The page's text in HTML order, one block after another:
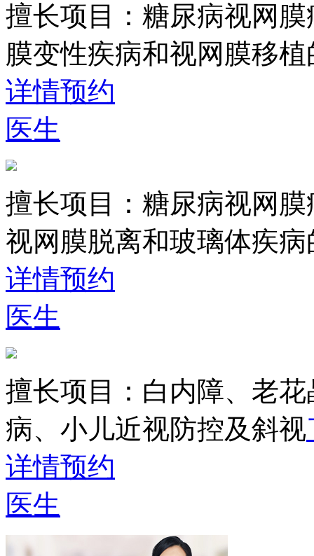
擅长项目： 糖尿病视网
膜变性疾病和视网膜移
详情预约
医生
擅长项目： 糖尿病视网
视网膜脱离和玻璃体疾
详情预约
医生
擅长项目： 白内障、老
病、小儿近视防控及斜视
详情预约
医生